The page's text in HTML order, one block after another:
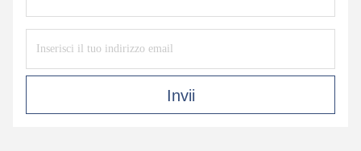
Invii